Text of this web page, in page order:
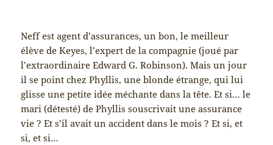
Neff est agent d’assurances, un bon, le meilleur
élève de Keyes, l’expert de la compagnie (joué par
l’extraordinaire Edward G. Robinson). Mais un jour
il se point chez Phyllis, une blonde étrange, qui lui
glisse une petite idée méchante dans la tête. Et si… le
mari (détesté) de Phyllis souscrivait une assurance
vie ? Et s’il avait un accident dans le mois ? Et si, et
si, et si…